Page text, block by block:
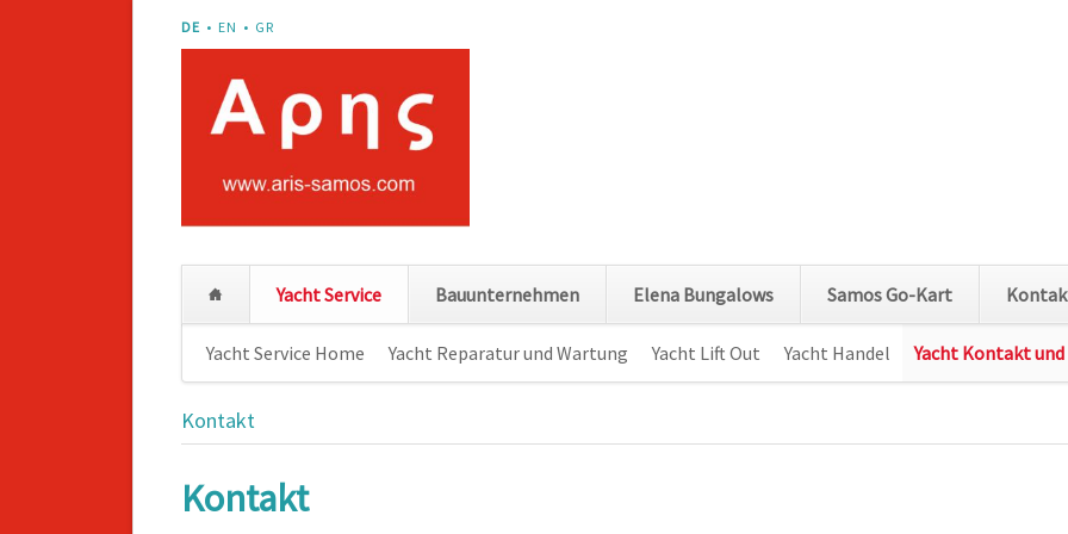
DE EN GR
Yacht Service Bauunternehmen Elena Bungalows Samos Go-Kart
Yacht Service Home Yacht Reparatur und Wartung Yacht Lift Out Yacht Handel Yacht Kontakt
Kontakt
Kontakt